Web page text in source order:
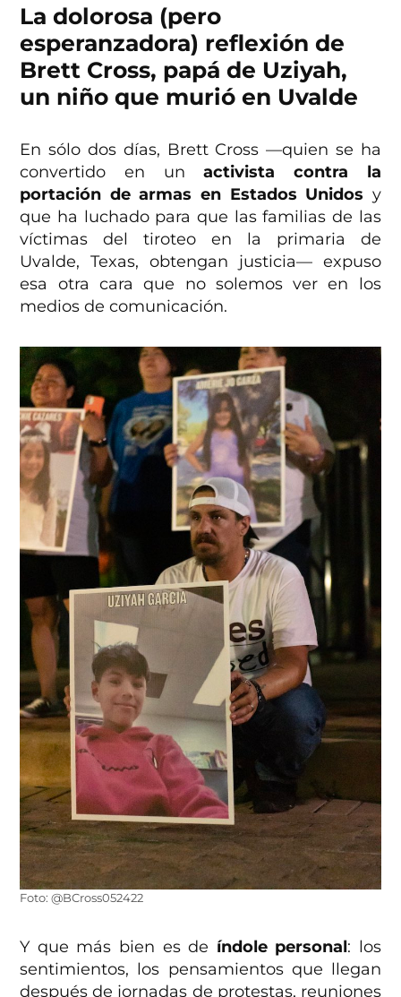
La dolorosa (pero
esperanzadora) reflexión de
Brett Cross, papá de Uziyah,
un niño que murió en Uvalde
En sólo dos días, Brett Cross —quien se ha
convertido en unactivista contra la
portación de armas en Estados Unidos y
que ha luchado para que las familias de las
víctimas del tiroteo en la primaria de
Uvalde, Texas, obtengan justicia— expuso
esa otra cara que no solemos ver en los
medios de comunicación.
Foto: @BCross052422
Y que más bien es de índole personal: los
sentimientos, los pensamientos que llegan
después de jornadas de protestas, reuniones